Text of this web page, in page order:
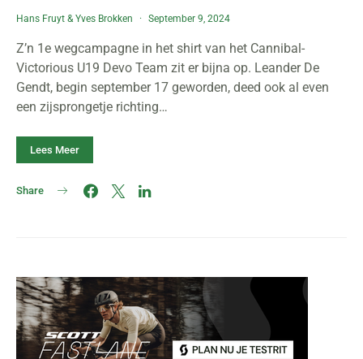
Hans Fruyt &Yves Brokken September 9, 2024
Z’n 1e wegcampagne in het shirt van het Cannibal-
Victorious U19 Devo Team zit er bijna op. Leander De
Gendt, begin september 17 geworden, deed ook al even
een zijsprongetje richting…
Lees Meer
Share